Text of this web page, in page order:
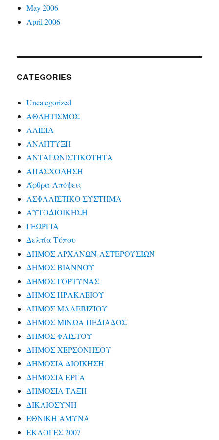
May 2006
April 2006
CATEGORIES
Uncategorized
ΑΘΛΗΤΙΣΜΟΣ
ΑΛΙΕΙΑ
ΑΝΑΠΤΥΞΗ
ΑΝΤΑΓΩΝΙΣΤΙΚΟΤΗΤΑ
ΑΠΑΣΧΟΛΗΣΗ
Άρθρα-Απόψεις
ΑΣΦΑΛΙΣΤΙΚΟ ΣΥΣΤΗΜΑ
ΑΥΤΟΔΙΟΙΚΗΣΗ
ΓΕΩΡΓΙΑ
Δελτία Τύπου
ΔΗΜΟΣ ΑΡΧΑΝΩΝ-ΑΣΤΕΡΟΥΣΙΩΝ
ΔΗΜΟΣ ΒΙΑΝΝΟΥ
ΔΗΜΟΣ ΓΟΡΤΥΝΑΣ
ΔΗΜΟΣ ΗΡΑΚΛΕΙΟΥ
ΔΗΜΟΣ ΜΑΛΕΒΙΖΙΟΥ
ΔΗΜΟΣ ΜΙΝΩΑ ΠΕΔΙΑΔΟΣ
ΔΗΜΟΣ ΦΑΙΣΤΟΥ
ΔΗΜΟΣ ΧΕΡΣΟΝΗΣΟΥ
ΔΗΜΟΣΙΑ ΔΙΟΙΚΗΣΗ
ΔΗΜΟΣΙΑ ΕΡΓΑ
ΔΗΜΟΣΙΑ ΤΑΞΗ
ΔΙΚΑΙΟΣΥΝΗ
ΕΘΝΙΚΗ ΑΜΥΝΑ
ΕΚΛΟΓΕΣ 2007